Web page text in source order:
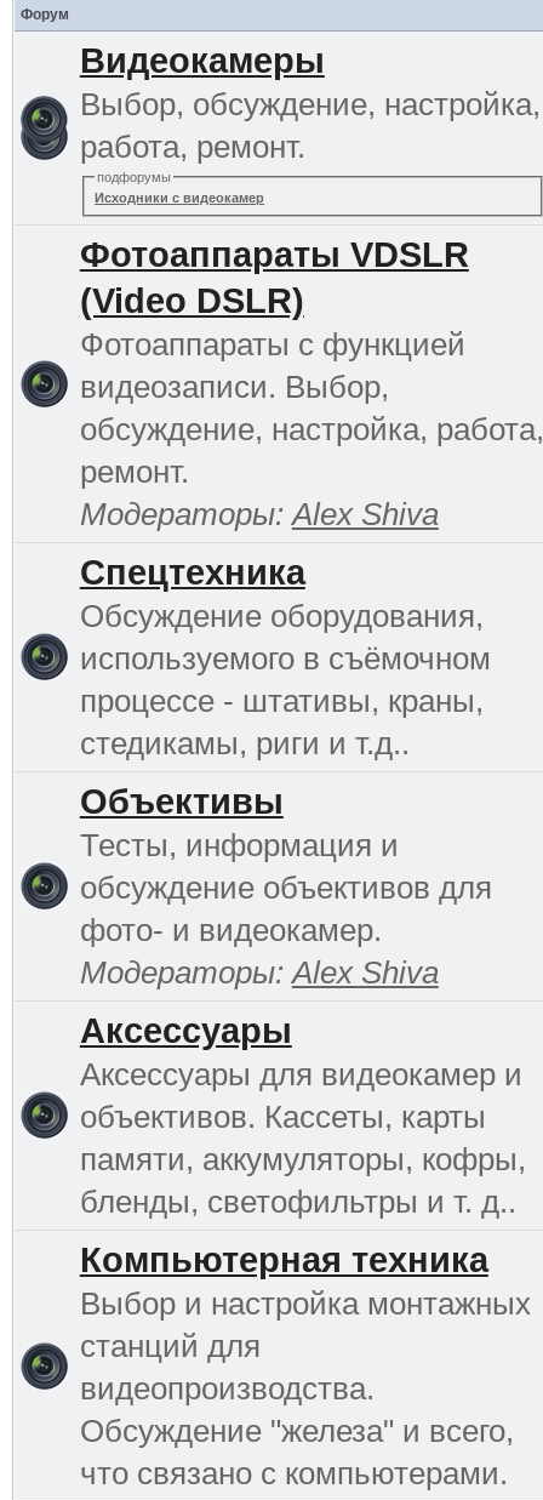
Форум
Видеокамеры
Выбор, обсуждение, настройка,
работа, ремонт.
подфорумы
Исходники с видеокамер
Фотоаппараты VDSLR
(Video DSLR)
Фотоаппараты с функцией
видеозаписи. Выбор,
обсуждение, настройка, работа,
ремонт.
Модераторы:Alex Shiva
Спецтехника
Обсуждение оборудования,
используемого в съёмочном
процессе - штативы, краны,
стедикамы, риги и т.д..
Объективы
Тесты, информация и
обсуждение объективов для
фото- и видеокамер.
Модераторы:Alex Shiva
Аксессуары
Аксессуары для видеокамер и
объективов. Кассеты, карты
памяти, аккумуляторы, кофры,
бленды, светофильтры и т. д..
Компьютерная техника
Выбор и настройка монтажных
станций для
видеопроизводства.
Обсуждение "железа" и всего,
что связано с компьютерами.